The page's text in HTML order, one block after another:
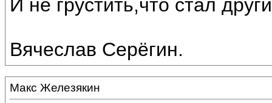
И не грустить,что стал
Вячеслав Серёгин.
Макс Железякин